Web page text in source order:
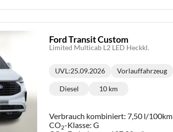
Ford Transit Custom
Limited Multicab L2 LED Heckkl.
Lieferzeit:
UVL:25.09.2026 Vorlauffahrzeug
Kraftstoff:
Diesel
Kilometerstand:
10 km
Verbrauch kombiniert:7,50 l/100km
CO2-Klasse: G